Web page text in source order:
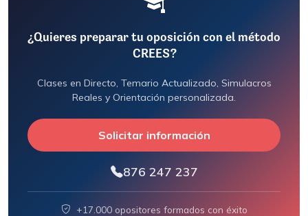
¿Quieres preparar tu oposición con el método
CREES?
Clases en Directo, Temario Actualizado, Simulacros
Reales y Orientación personalizada.
Solicitar información
876 247 237
+17.000 opositores formados con éxito